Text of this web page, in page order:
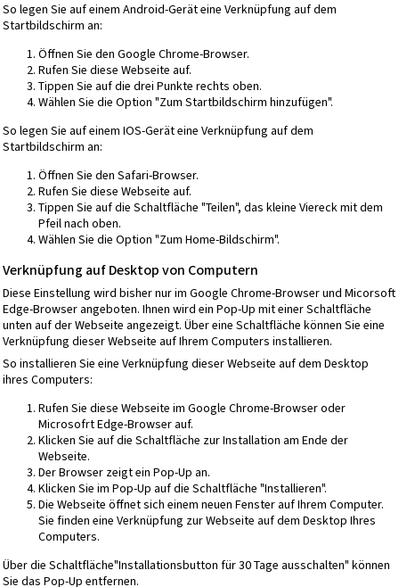
So legen Sie auf einem Android-Gerät eine Verknüpfung auf dem
Startbildschirm an:
Öffnen Sie den Google Chrome-Browser.
Rufen Sie diese Webseite auf.
Tippen Sie auf die drei Punkte rechts oben.
Wählen Sie die Option "Zum Startbildschirm hinzufügen".
So legen Sie auf einem IOS-Gerät eine Verknüpfung auf dem
Startbildschirm an:
Öffnen Sie den Safari-Browser.
Rufen Sie diese Webseite auf.
Tippen Sie auf die Schaltfläche "Teilen", das kleine Viereck mit dem
Pfeil nach oben.
Wählen Sie die Option "Zum Home-Bildschirm".
Verknüpfung auf Desktop von Computern
Diese Einstellung wird bisher nur im Google Chrome-Browser und Micorsoft
Edge-Browser angeboten. Ihnen wird ein Pop-Up mit einer Schaltfläche
unten auf der Webseite angezeigt. Über eine Schaltfläche können Sie eine
Verknüpfung dieser Webseite auf Ihrem Computers installieren.
So installieren Sie eine Verknüpfung dieser Webseite auf dem Desktop
ihres Computers:
Rufen Sie diese Webseite im Google Chrome-Browser oder
Microsofrt Edge-Browser auf.
Klicken Sie auf die Schaltfläche zur Installation am Ende der
Webseite.
Der Browser zeigt ein Pop-Up an.
Klicken Sie im Pop-Up auf die Schaltfläche "Installieren".
Die Webseite öffnet sich einem neuen Fenster auf Ihrem Computer.
Sie finden eine Verknüpfung zur Webseite auf dem Desktop Ihres
Computers.
Über die Schaltfläche"Installationsbutton für 30 Tage ausschalten" können
Sie das Pop-Up entfernen.